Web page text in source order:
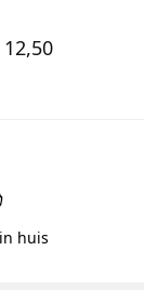
12,50
huis